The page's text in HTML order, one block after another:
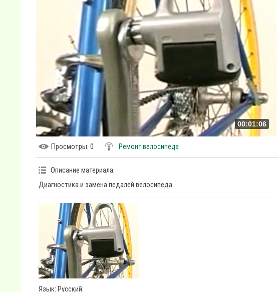
00:01:06
Просмотры: 0 Ремонт велосипеда
Описание материала:
Диагностика и замена педалей велосипеда.
Язык: Русский